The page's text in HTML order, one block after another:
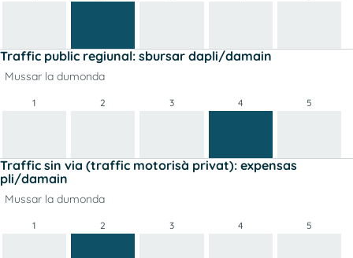
Traffic public regiunal: sbursar dapli/damain
Mussar la dumonda
1 2 3 4 5
Traffic sin via (traffic motorisà privat): expensas
pli/damain
Mussar la dumonda
1 2 3 4 5